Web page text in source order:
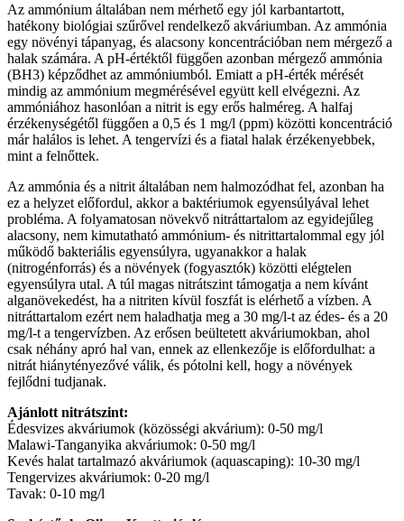
Az ammónium általában nem mérhető egy jól karbantartott,
hatékony biológiai szűrővel rendelkező akváriumban. Az ammónia
egy növényi tápanyag, és alacsony koncentrációban nem mérgező a
halak számára. A pH-értéktől függően azonban mérgező ammónia
(BH3) képződhet az ammóniumból. Emiatt a pH-érték mérését
mindig az ammónium megmérésével együtt kell elvégezni. Az
ammóniához hasonlóan a nitrit is egy erős halméreg. A halfaj
érzékenységétől függően a 0,5 és 1 mg/l (ppm) közötti koncentráció
már halálos is lehet. A tengervízi és a fiatal halak érzékenyebbek,
mint a felnőttek.
Az ammónia és a nitrit általában nem halmozódhat fel, azonban ha
ez a helyzet előfordul, akkor a baktériumok egyensúlyával lehet
probléma. A folyamatosan növekvő nitráttartalom az egyidejűleg
alacsony, nem kimutatható ammónium- és nitrittartalommal egy jól
működő bakteriális egyensúlyra, ugyanakkor a halak
(nitrogénforrás) és a növények (fogyasztók) közötti elégtelen
egyensúlyra utal. A túl magas nitrátszint támogatja a nem kívánt
alganövekedést, ha a nitriten kívül foszfát is elérhető a vízben. A
nitráttartalom ezért nem haladhatja meg a 30 mg/l-t az édes- és a 20
mg/l-t a tengervízben. Az erősen beültetett akváriumokban, ahol
csak néhány apró hal van, ennek az ellenkezője is előfordulhat: a
nitrát hiánytényezővé válik, és pótolni kell, hogy a növények
fejlődni tudjanak.
Ajánlott nitrátszint:
Édesvizes akváriumok (közösségi akvárium): 0-50 mg/l
Malawi-Tanganyika akváriumok: 0-50 mg/l
Kevés halat tartalmazó akváriumok (aquascaping): 10-30 mg/l
Tengervizes akváriumok: 0-20 mg/l
Tavak: 0-10 mg/l